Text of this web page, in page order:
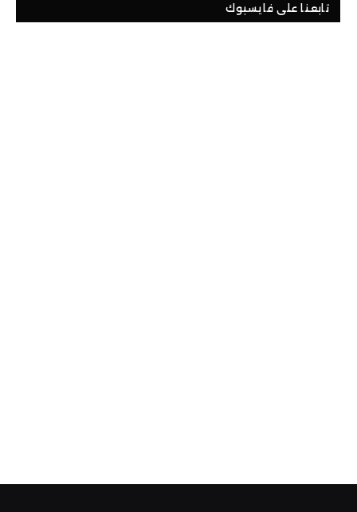
تابعنا على فايسبوك